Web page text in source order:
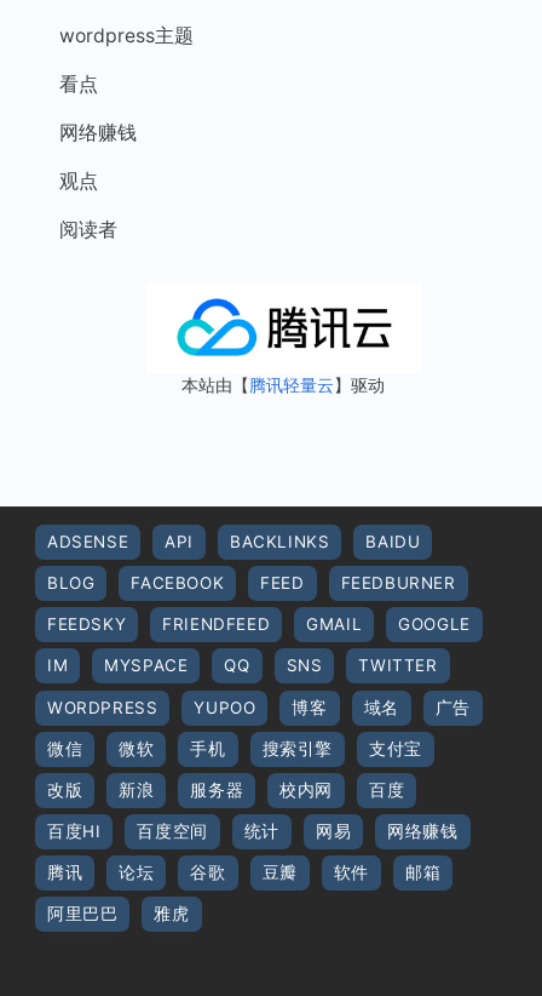
wordpress主题
看点
网络赚钱
观点
阅读者
本站由【腾讯轻量云】驱动
ADSENSE API BACKLINKS BAIDU
BLOG FACEBOOK FEED FEEDBURNER
FEEDSKY FRIENDFEED GMAIL GOOGLE
IM MYSPACE QQ SNS TWITTER
WORDPRESS YUPOO 博客 域名 广告
微信 微软 手机 搜索引擎 支付宝
改版 新浪 服务器 校内网 百度
百度HI 百度空间 统计 网易 网络赚钱
腾讯 论坛 谷歌 豆瓣 软件 邮箱
阿里巴巴 雅虎